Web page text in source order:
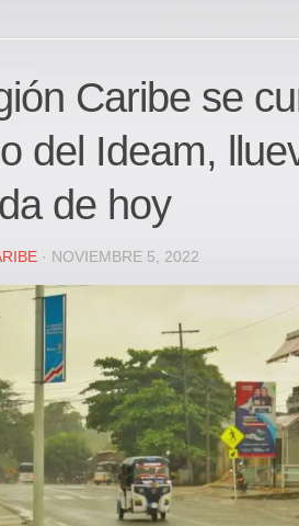
Caribe se
del Ideam,
de hoy
· NOVIEMBRE 5, 2022